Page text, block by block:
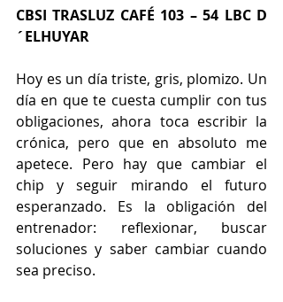
CBSI TRASLUZ CAFÉ 103 – 54 LBC D
´ELHUYAR
Hoy es un día triste, gris, plomizo. Un
día en que te cuesta cumplir con tus
obligaciones, ahora toca escribir la
crónica, pero que en absoluto me
apetece. Pero hay que cambiar el
chip y seguir mirando el futuro
esperanzado. Es la obligación del
entrenador: reflexionar, buscar
soluciones y saber cambiar cuando
sea preciso.